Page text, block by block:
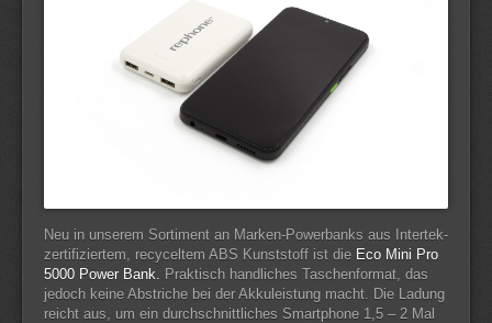
Neu in unserem Sortiment an Marken-Powerbanks aus Intertek-
zertifiziertem, recyceltem ABS Kunststoff ist die Eco Mini Pro
5000 Power Bank.
Praktisch handliches Taschenformat, das
jedoch keine Abstriche bei der Akkuleistung macht. Die Ladung
reicht aus, um ein durchschnittliches Smartphone 1,5 – 2 Mal